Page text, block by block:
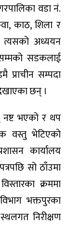
वडा नं.
काठ, शिला र
त्यसको अध्ययन
सडकलाई
प्राचीन सम्पदा
छन् ।
नष्ट भएको र थप
वस्तु भेटिएको
कार्यालय
सो ठाँउमा
क्रममा
भक्तपुरका
निरीक्षण